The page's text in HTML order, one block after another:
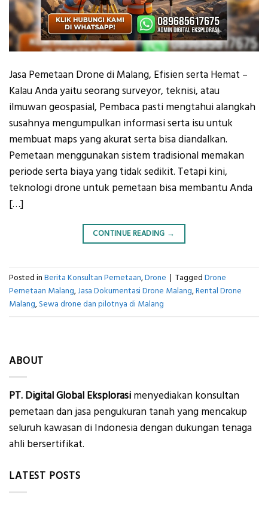
Jasa Pemetaan Drone di Malang, Efisien serta Hemat –
Kalau Anda yaitu seorang surveyor, teknisi, atau
ilmuwan geospasial, Pembaca pasti mengtahui alangkah
susahnya mengumpulkan informasi serta isu untuk
membuat maps yang akurat serta bisa diandalkan.
Pemetaan menggunakan sistem tradisional memakan
periode serta biaya yang tidak sedikit. Tetapi kini,
teknologi drone untuk pemetaan bisa membantu Anda
[…]
CONTINUE READING →
Posted in Berita Konsultan Pemetaan,Drone | Tagged Drone
Pemetaan Malang,Jasa Dokumentasi Drone Malang,Rental Drone
Malang,Sewa drone dan pilotnya di Malang
ABOUT
PT. Digital Global Eksplorasi menyediakan konsultan
pemetaan dan jasa pengukuran tanah yang mencakup
seluruh kawasan di Indonesia dengan dukungan tenaga
ahli bersertifikat.
LATEST POSTS